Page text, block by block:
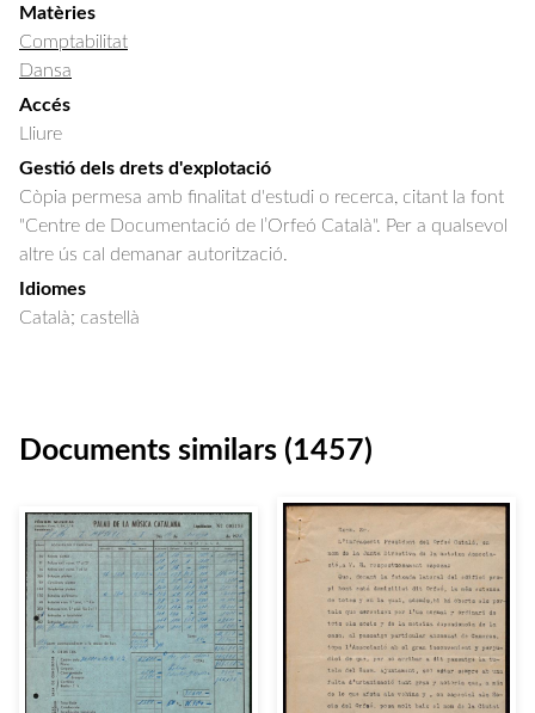
Matèries
Comptabilitat
Dansa
Accés
Lliure
Gestió dels drets d'explotació
Còpia permesa amb finalitat d'estudi o recerca, citant la font
"Centre de Documentació de l’Orfeó Català". Per a qualsevol
altre ús cal demanar autorització.
Idiomes
Català; castellà
Documents similars (1457)